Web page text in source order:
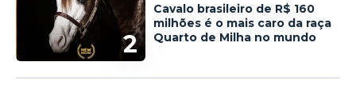
2
Cavalo brasileiro de R$ 160
milhões é o mais caro da raça
Quarto de Milha no mundo